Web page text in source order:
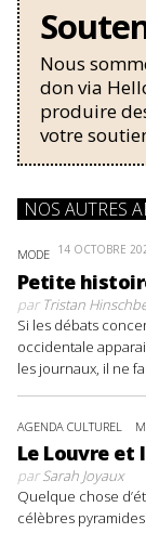
Nous
don via
produire
votre
NOS AUTRES
MODE 14 OCTOBRE
Petite
parTristan
Si les débats
occidentale
les journaux, il ne
AGENDA CULTUREL
Le Louvre et
parSarah Joyaux
Quelque chose
célèbres